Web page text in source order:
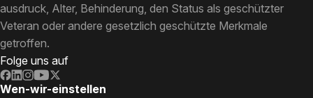
ausdruck, Alter, Behinderung, den Status als geschützter
Veteran oder andere gesetzlich geschützte Merkmale
getroffen.
Folge uns auf
Wen-wir-einstellen